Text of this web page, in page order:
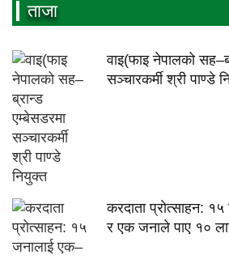
ताजा
वाइ(फाइ नेपालको
सञ्चारकर्मी श्री पाण्डे
करदाता प्रोत्साहन:
र एक जनाले पाए १०